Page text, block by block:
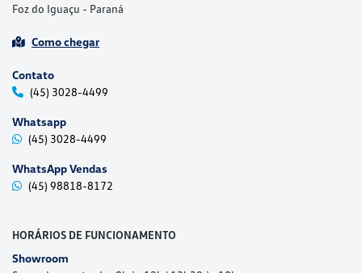
Foz do Iguaçu - Paraná
Como chegar
Contato
(45) 3028-4499
Whatsapp
(45) 3028-4499
WhatsApp Vendas
(45) 98818-8172
HORÁRIOS DE FUNCIONAMENTO
Showroom